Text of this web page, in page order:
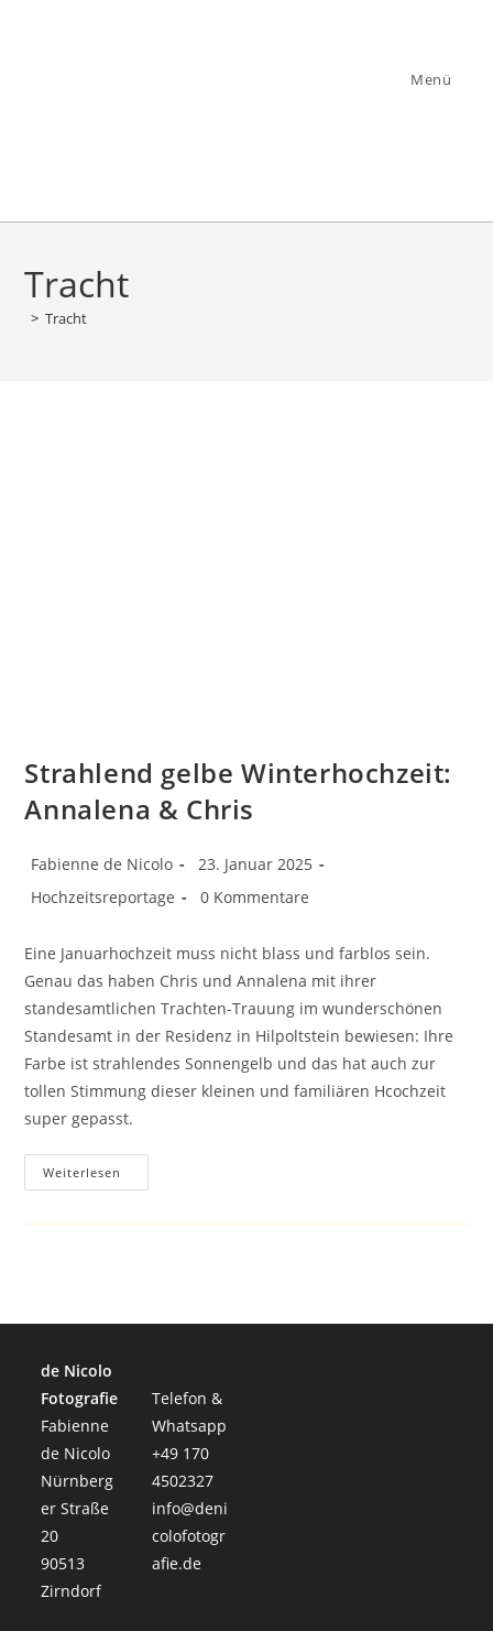
Menü
Tracht
> Tracht
Strahlend gelbe Winterhochzeit:
Annalena & Chris
Beitrags-
Fabienne de Nicolo
Beitrag
23. Januar 2025
Beitrags-
Hochzeitsreportage
Beitrags-
0 Kommentare
Eine Januarhochzeit muss nicht blass und farblos sein.
Genau das haben Chris und Annalena mit ihrer
standesamtlichen Trachten-Trauung im wunderschönen
Standesamt in der Residenz in Hilpoltstein bewiesen: Ihre
Farbe ist strahlendes Sonnengelb und das hat auch zur
tollen Stimmung dieser kleinen und familiären Hcochzeit
super gepasst.
Weiterlesen
Gelbe
de Nicolo
Fotografie
Fabienne
de Nicolo
Nürnberg
er Straße
20
90513
Zirndorf
Telefon &
Whatsapp
+49 170
4502327
info@deni
colofotogr
afie.de